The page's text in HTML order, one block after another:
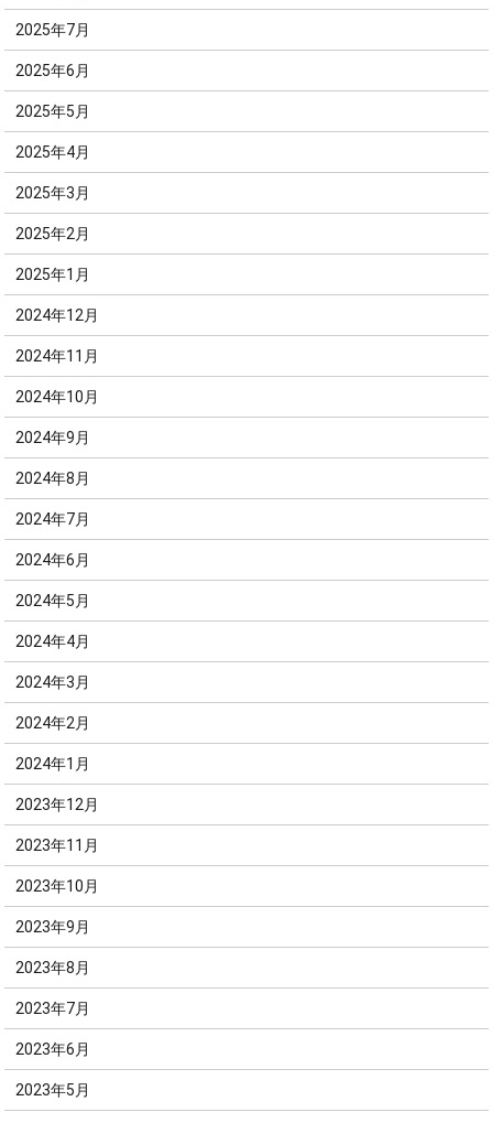
2025年7月
2025年6月
2025年5月
2025年4月
2025年3月
2025年2月
2025年1月
2024年12月
2024年11月
2024年10月
2024年9月
2024年8月
2024年7月
2024年6月
2024年5月
2024年4月
2024年3月
2024年2月
2024年1月
2023年12月
2023年11月
2023年10月
2023年9月
2023年8月
2023年7月
2023年6月
2023年5月